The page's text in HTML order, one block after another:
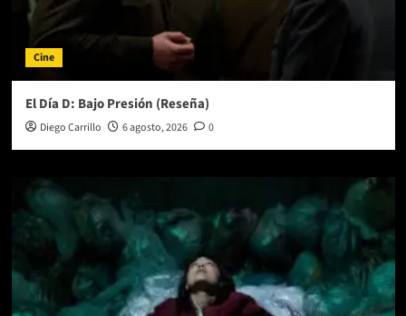
Cine
El Día D: Bajo Presión (Reseña)
Diego Carrillo 6 agosto, 2026 0